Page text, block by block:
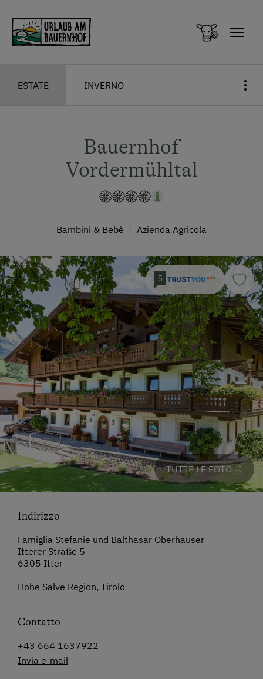
ESTATE INVERNO
Bauernhof
Vordermühltal
Bambini & Bebè Azienda Agricola
5
TUTTE LE FOTO
Indirizzo
Famiglia Stefanie und Balthasar Oberhauser
Itterer Straße 5
6305 Itter
Hohe Salve Region, Tirolo
Contatto
+43 664 1637922
Invia e-mail